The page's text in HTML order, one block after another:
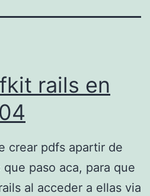
rails en
crear pdfs apartir de
paso aca, para que
al acceder a ellas via